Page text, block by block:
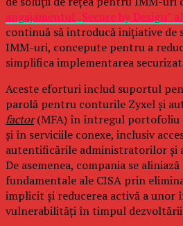
angajamentul „Secure by Design”
continuă să introducă inițiative de
IMM-uri, concepute pentru a
simplifica implementarea
Aceste eforturi includ suportul
parolă pentru conturile Zyxel și
factor(MFA) în întregul portofoliu
și în serviciile conexe, inclusiv
autentificările administratorilor și
De asemenea, compania se
fundamentale ale CISA prin
implicit și reducerea activă a unor
vulnerabilități în timpul